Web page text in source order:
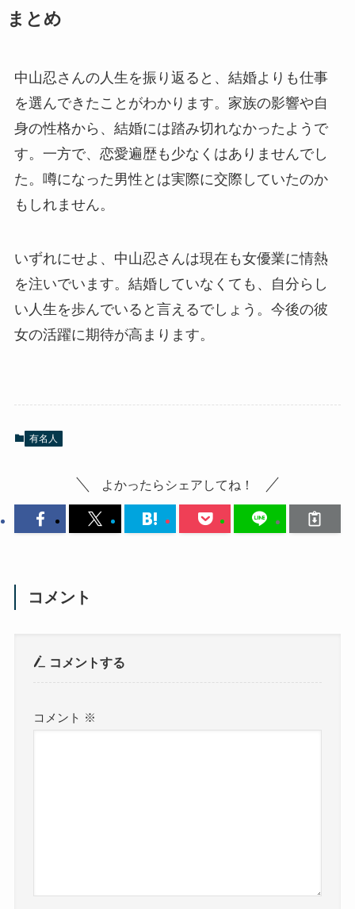
まとめ
中山忍さんの人生を振り返ると、結婚よりも仕事
を選んできたことがわかります。家族の影響や自
身の性格から、結婚には踏み切れなかったようで
す。一方で、恋愛遍歴も少なくはありませんでし
た。噂になった男性とは実際に交際していたのか
もしれません。
いずれにせよ、中山忍さんは現在も女優業に情熱
を注いでいます。結婚していなくても、自分らし
い人生を歩んでいると言えるでしょう。今後の彼
女の活躍に期待が高まります。
有名人
よかったらシェアしてね！
コメント
コメントする
コメント ※